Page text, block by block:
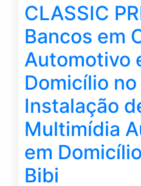
CLASSIC
Bancos em
Automotivo
Domicílio
Instalação
Multimídia
em
Bibi